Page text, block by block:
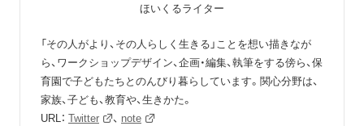
ほいくるライター
「その人がより、その人らしく生きる」ことを想い描きなが
ら、ワークショップデザイン、企画・編集、執筆をする傍ら、保
育園で子どもたちとのんびり暮らしています。関心分野は、
家族、子ども、教育や、生きかた。
URL： Twitter 、 note